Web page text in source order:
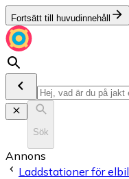
Fortsätt till huvudinnehåll
Sök
Annons
Laddstationer för elbil